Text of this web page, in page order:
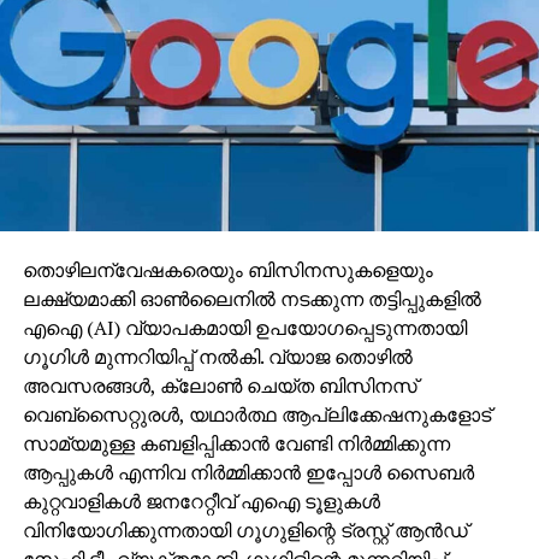
തൊഴിലന്വേഷകരെയും ബിസിനസുകളെയും
ലക്ഷ്യമാക്കി ഓണ്‍ലൈനില്‍ നടക്കുന്ന തട്ടിപ്പുകളില്‍
എഐ (AI) വ്യാപകമായി ഉപയോഗപ്പെടുന്നതായി
ഗൂഗിള്‍ മുന്നറിയിപ്പ് നല്‍കി. വ്യാജ തൊഴില്‍
അവസരങ്ങള്‍, ക്ലോണ്‍ ചെയ്ത ബിസിനസ്
വെബ്‌സൈറ്റുരള്‍, യഥാര്‍ത്ഥ ആപ്ലിക്കേഷനുകളോട്
സാമ്യമുള്ള കബളിപ്പിക്കാന്‍ വേണ്ടി നിര്‍മ്മിക്കുന്ന
ആപ്പുകള്‍ എന്നിവ നിര്‍മ്മിക്കാന്‍ ഇപ്പോള്‍ സൈബര്‍
കുറ്റവാളികള്‍ ജനറേറ്റീവ് എഐ ടൂളുകള്‍
വിനിയോഗിക്കുന്നതായി ഗൂഗുളിന്റെ ട്രസ്റ്റ് ആന്‍ഡ്